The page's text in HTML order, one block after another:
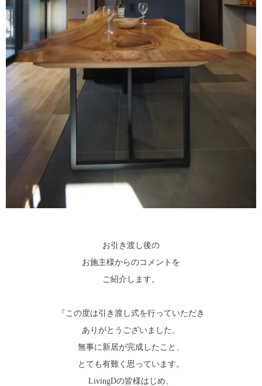
お引き渡し後の
お施主様からのコメントを
ご紹介します。
『この度は引き渡し式を行っていただき
ありがとうございました。
無事に新居が完成したこと、
とても有難く思っています。
LivingDの皆様はじめ、